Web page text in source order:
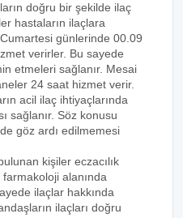
doğru bir şekilde ilaç
hastaların ilaçlara
günlerinde 00.09
verirler. Bu sayede
etmeleri sağlanır. Mesai
24 saat hizmet verir.
acil ilaç ihtiyaçlarında
sağlanır. Söz konusu
göz ardı edilmemesi
kişiler eczacılık
alanında
ilaçlar hakkında
ilaçları doğru